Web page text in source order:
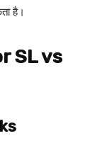
है।
SL vs